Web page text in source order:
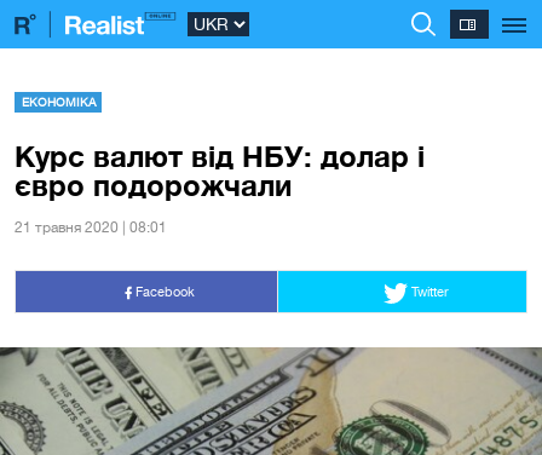
ЕКОНОМІКА
Курс валют від НБУ: долар і
євро подорожчали
21 травня 2020 | 08:01
Facebook Twitter